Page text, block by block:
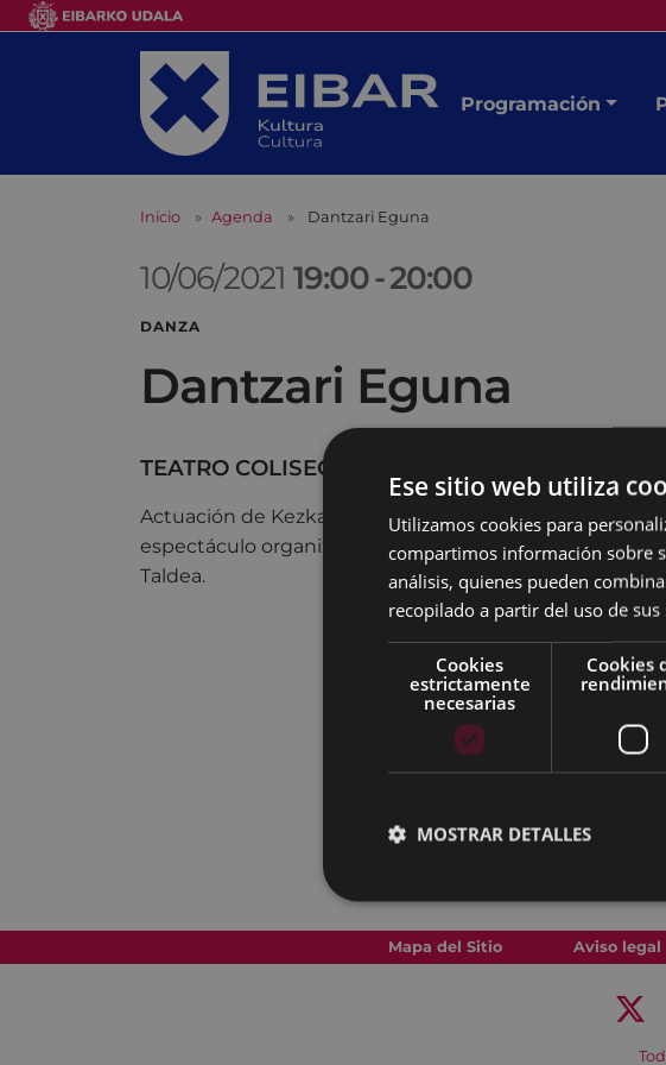
Programación
Inicio Agenda Dantzari Eguna
10/06/2021 19:00-20:00
DANZA
Dantzari Eguna
TEATRO COLISEO
Actuación de Kezka Dantza Taldea. Emisión en directo
espectáculo organizado por el Club Deportivo Eibar -
Taldea.
Mapa del Sitio Aviso legal
Ese sitio web utiliza
Utilizamos cookies para
compartimos información sobre
análisis, quienes pueden
recopilado a partir del uso de sus
Cookies
estrictamente
necesarias
Cookies
MOSTRAR DETALLES